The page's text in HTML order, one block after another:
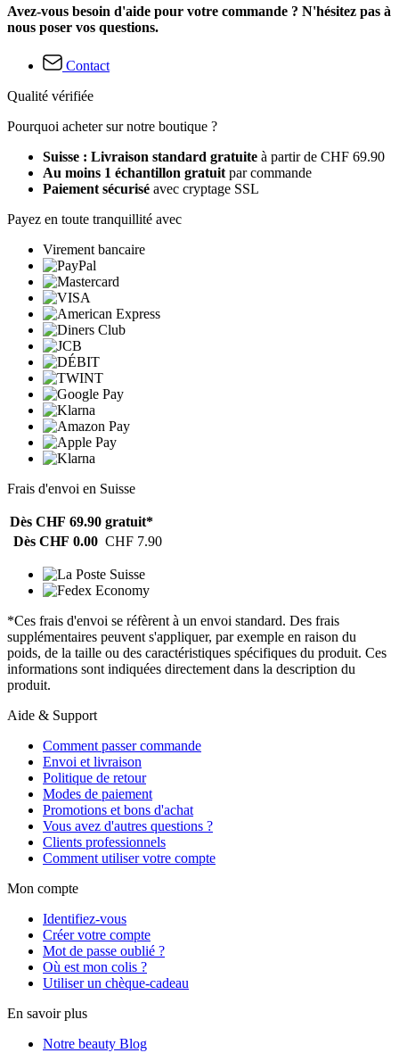
Avez-vous besoin d'aide pour votre commande ? N'hésitez pas à
nous poser vos questions.
Contact
Qualité vérifiée
Pourquoi acheter sur notre boutique ?
Suisse : Livraison standard gratuite à partir de CHF 69.90
Au moins 1 échantillon gratuit par commande
Paiement sécurisé avec cryptage SSL
Payez en toute tranquillité avec
Virement bancaire
Frais d'envoi en Suisse
Dès CHF 69.90 gratuit*
Dès CHF 0.00 CHF 7.90
*Ces frais d'envoi se réfèrent à un envoi standard. Des frais
supplémentaires peuvent s'appliquer, par exemple en raison du
poids, de la taille ou des caractéristiques spécifiques du produit. Ces
informations sont indiquées directement dans la description du
produit.
Aide & Support
Comment passer commande
Envoi et livraison
Politique de retour
Modes de paiement
Promotions et bons d'achat
Vous avez d'autres questions ?
Clients professionnels
Comment utiliser votre compte
Mon compte
Identifiez-vous
Créer votre compte
Mot de passe oublié ?
Où est mon colis ?
Utiliser un chèque-cadeau
En savoir plus
Notre beauty Blog